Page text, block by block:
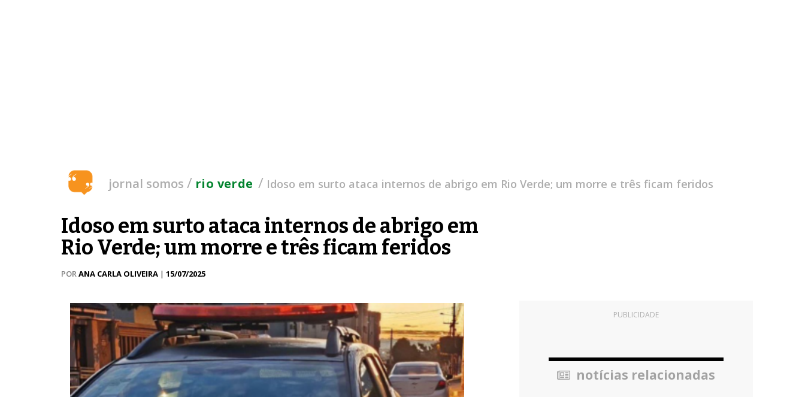
jornal somos / rio verde / Idoso em surto ataca internos de abrigo em Rio Verde; um morre e três ficam feridos
Idoso em surto ataca internos de abrigo em
Rio Verde; um morre e três ficam feridos
PORANA CARLA OLIVEIRA | 15/07/2025
PUBLICIDADE
notícias relacionadas